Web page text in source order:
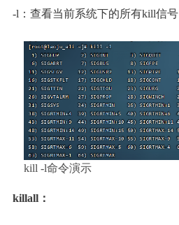
-l：查看当前系统下的所有kill信号
kill -l命令演示
killall：